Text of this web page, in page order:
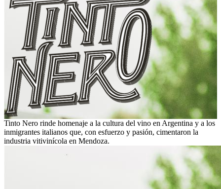
Tinto Nero rinde homenaje a la cultura del vino en Argentina y a los
inmigrantes italianos que, con esfuerzo y pasión, cimentaron la
industria vitivinícola en Mendoza.